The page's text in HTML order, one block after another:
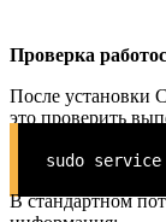
Проверка
После установки
это проверить
sudo service
В стандартном